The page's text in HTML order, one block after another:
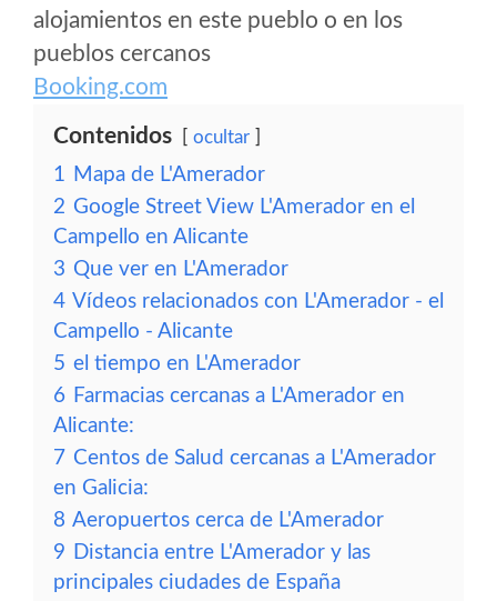
alojamientos en este pueblo o en los
pueblos cercanos
Booking.com
Contenidos ocultar
1 Mapa de L'Amerador
2 Google Street View L'Amerador en el
Campello en Alicante
3 Que ver en L'Amerador
4 Vídeos relacionados con L'Amerador - el
Campello - Alicante
5 el tiempo en L'Amerador
6 Farmacias cercanas a L'Amerador en
Alicante:
7 Centos de Salud cercanas a L'Amerador
en Galicia:
8 Aeropuertos cerca de L'Amerador
9 Distancia entre L'Amerador y las
principales ciudades de España